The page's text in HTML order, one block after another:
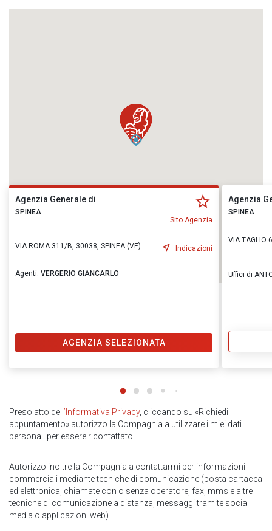
Agenzia Generale di
SPINEA
Sito Agenzia
VIA ROMA 311/B, 30038, SPINEA (VE) Indicazioni
Agenti: VERGERIO GIANCARLO
AGENZIA SELEZIONATA
Agenzia
SPINEA
VIA TAGLIO
Uffici di
Preso atto dell ’Informativa Privacy, cliccando su «Richiedi
appuntamento» autorizzo la Compagnia a utilizzare i miei dati
personali per essere ricontattato.
Autorizzo inoltre la Compagnia a contattarmi per informazioni
commerciali mediante tecniche di comunicazione (posta cartacea
ed elettronica, chiamate con o senza operatore, fax, mms e altre
tecniche di comunicazione a distanza, messaggi tramite social
media o applicazioni web).